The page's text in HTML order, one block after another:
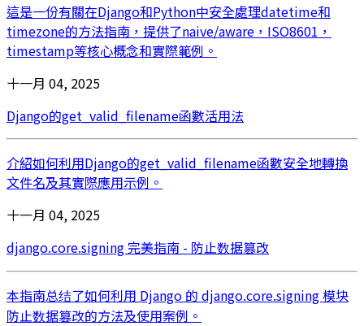
這是一份有關在Django和Python中安全處理datetime和
timezone的方法指南，提供了naive/aware，ISO8601，
timestamp等核心概念和實際範例。
十一月 04, 2025
Django的get_valid_filename函數活用法
介紹如何利用Django的get_valid_filename函數安全地轉換
文件名及其實際應用示例。
十一月 04, 2025
django.core.signing 完美指南 - 防止数据篡改
本指南总结了如何利用 Django 的 django.core.signing 模块
防止数据篡改的方法及使用案例。